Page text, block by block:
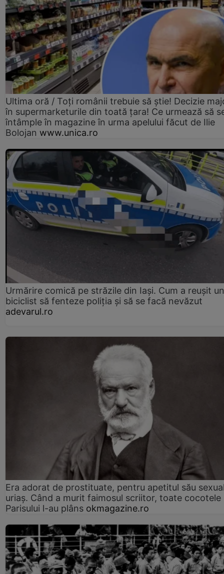
Ultima oră / Toți românii trebuie să știe! Decizie
în supermarketurile din toată țara! Ce urmează să
întâmple în magazine în urma apelului făcut de Ilie
Bolojan www.unica.ro
Urmărire comică pe străzile din Iași. Cum a reușit un
biciclist să fenteze poliția și să se facă nevăzut
adevarul.ro
Era adorat de prostituate, pentru apetitul său
uriaș. Când a murit faimosul scriitor, toate cocotele
Parisului l-au plâns okmagazine.ro